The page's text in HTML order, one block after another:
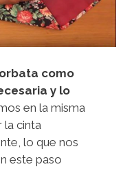
como
y lo
en la misma
la cinta
lo que nos
este paso